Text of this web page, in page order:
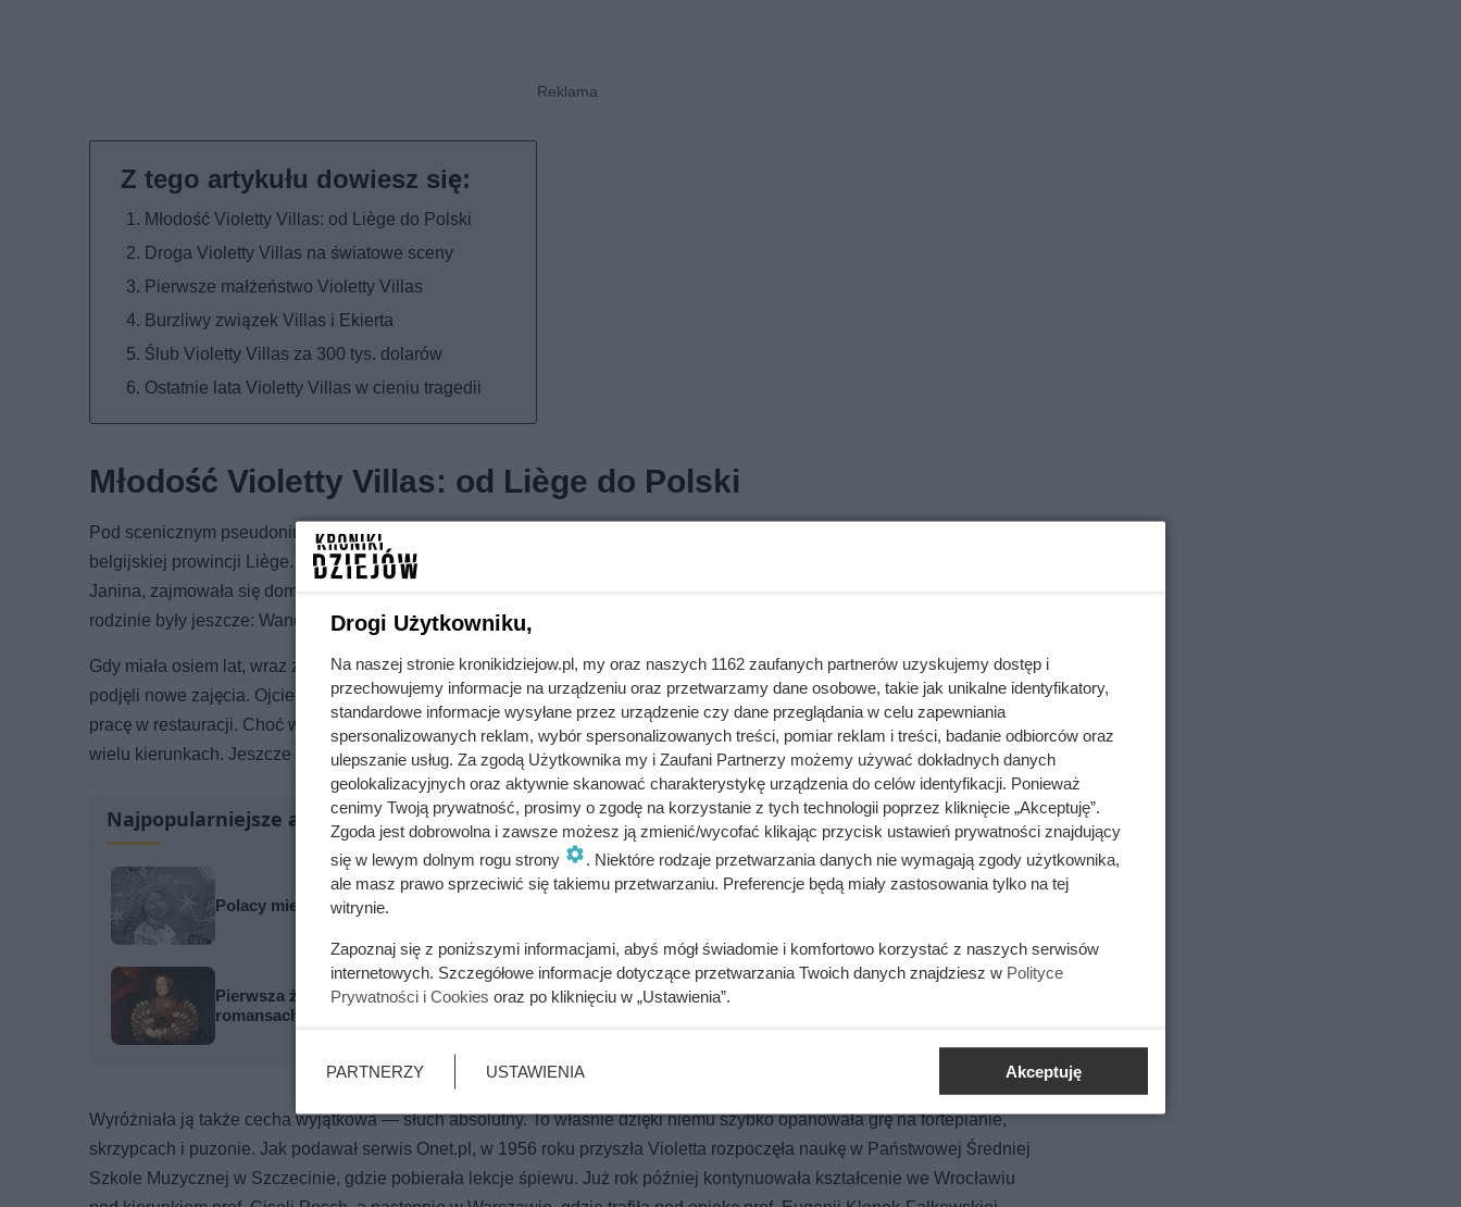
Młodość Violetty Villas: od Liège do Polski
Droga Violetty Villas na światowe sceny
Pierwsze małżeństwo Violetty Villas
Burzliwy związek Villas i Ekierta
Ślub Violetty Villas za 300 tys. dolarów
Ostatnie lata Violetty Villas w cieniu tragedii
Młodość Violetty Villas: od Liège do Polski
Pod scenicznym pseudonimem Violetta Villas kryła się Czesława Maria Gospodarek, urodzona 10 czerwca 1938 roku w
belgijskiej prowincji Liège. Jej ojciec, Bolesław Cieślak, utrzymywał rodzinę, pracując w kopalni węgla jako górnik. Matka,
Janina, zajmowała się domem i wychowaniem czwórki dzieci. Oprócz Violetty (to imię otrzymała wyłącznie na chrzcie) w
rodzinie były jeszcze: Wanda, Jerzy i Ryszard.
Gdy miała osiem lat, wraz z bliskimi przeniosła się do powojennej Polski. Rodzina osiadła w Lewinie Kłodzkim, a rodzice
podjęli nowe zajęcia. Ojciec najpierw służył w milicji, później pracował na kolei jako zwrotniczy, natomiast matka znalazła
pracę w restauracji. Choć warunki finansowe nie były łatwe, a realia tuż po wojnie dawały się we znaki, mogła rozwijać się w
wielu kierunkach. Jeszcze w Belgii nauczyła się francuskiego, niemieckiego oraz walońskiego.
Najpopularniejsze artykuły
Polacy mieli zaledwie kilka tysięcy żołnierzy. Pod Obertynem zadali przeciwnikowi druzgocącą klęskę
Pierwsza żona miała 11 ataków epilepsji w 10 godzin. Zamiast jej pomóc, król wyjechał i szukał ukojenia w
romansach
Wyróżniała ją także cecha wyjątkowa — słuch absolutny. To właśnie dzięki niemu szybko opanowała grę na fortepianie,
skrzypcach i puzonie. Jak podawał serwis Onet.pl, w 1956 roku przyszła Violetta rozpoczęła naukę w Państwowej Średniej
Szkole Muzycznej w Szczecinie, gdzie pobierała lekcje śpiewu. Już rok później kontynuowała kształcenie we Wrocławiu
Drogi Użytkowniku,
Na naszej stronie kronikidziejow.pl, my oraz naszych 1162 zaufanych partnerów uzyskujemy dostęp i
przechowujemy informacje na urządzeniu oraz przetwarzamy dane osobowe, takie jak unikalne identyfikatory,
standardowe informacje wysyłane przez urządzenie czy dane przeglądania w celu zapewniania
spersonalizowanych reklam, wybór spersonalizowanych treści, pomiar reklam i treści, badanie odbiorców oraz
ulepszanie usług. Za zgodą Użytkownika my i Zaufani Partnerzy możemy używać dokładnych danych
geolokalizacyjnych oraz aktywnie skanować charakterystykę urządzenia do celów identyfikacji. Ponieważ
cenimy Twoją prywatność, prosimy o zgodę na korzystanie z tych technologii poprzez kliknięcie „Akceptuję”.
Zgoda jest dobrowolna i zawsze możesz ją zmienić/wycofać klikając przycisk ustawień prywatności znajdujący
się w lewym dolnym rogu strony
. Niektóre rodzaje przetwarzania danych nie wymagają zgody użytkownika,
ale masz prawo sprzeciwić się takiemu przetwarzaniu. Preferencje będą miały zastosowania tylko na tej
witrynie.
Zapoznaj się z poniższymi informacjami, abyś mógł świadomie i komfortowo korzystać z naszych serwisów
internetowych. Szczegółowe informacje dotyczące przetwarzania Twoich danych znajdziesz w Polityce
Prywatności i Cookies oraz po kliknięciu w „Ustawienia”.
PARTNERZY USTAWIENIA Akceptuję